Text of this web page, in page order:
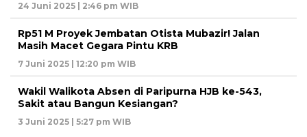
24 Juni 2025 | 2:46 pm WIB
Rp51 M Proyek Jembatan Otista Mubazir! Jalan
Masih Macet Gegara Pintu KRB
7 Juni 2025 | 12:20 pm WIB
Wakil Walikota Absen di Paripurna HJB ke-543,
Sakit atau Bangun Kesiangan?
3 Juni 2025 | 5:27 pm WIB